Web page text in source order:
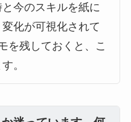
今のスキルを紙に
化が可視化されて
を残しておくと、こ
。